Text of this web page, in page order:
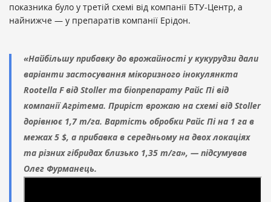
показника було у третій схемі від компанії БТУ-Центр, а
найнижче — у препаратів компанії Ерідон.
«Найбільшу прибавку до врожайності у кукурудзи дали
варіанти застосування мікоризного інокулянкта
Rootella F від Stoller та біопрепарату Райс Пі від
компанії Агрітема. Приріст врожаю на схемі від Stoller
дорівнює 1,7 т/га. Вартість обробки Райс Пі на 1 га в
межах 5 $, а прибавка в середньому на двох локаціях
та різних гібридах близько 1,35 т/га», — підсумував
Олег Фурманець.